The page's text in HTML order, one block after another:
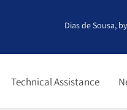
Dias de Sousa,
Technical Assistance